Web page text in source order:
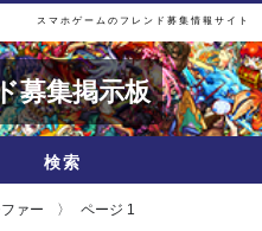
スマホゲームのフレンド募集情報サイト
募集掲示板
検索
ァー ページ 1